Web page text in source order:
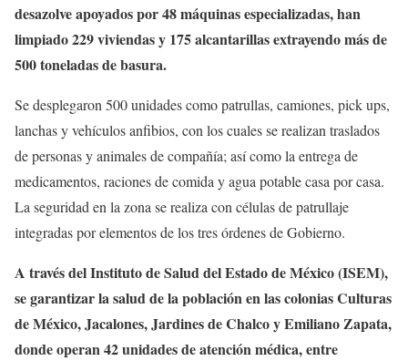
desazolve apoyados por 48 máquinas especializadas, han
limpiado 229 viviendas y 175 alcantarillas extrayendo más de
500 toneladas de basura.
Se desplegaron 500 unidades como patrullas, camiones, pick ups,
lanchas y vehículos anfibios, con los cuales se realizan traslados
de personas y animales de compañía; así como la entrega de
medicamentos, raciones de comida y agua potable casa por casa.
La seguridad en la zona se realiza con células de patrullaje
integradas por elementos de los tres órdenes de Gobierno.
A través del Instituto de Salud del Estado de México (ISEM),
se garantizar la salud de la población en las colonias Culturas
de México, Jacalones, Jardines de Chalco y Emiliano Zapata,
donde operan 42 unidades de atención médica, entre